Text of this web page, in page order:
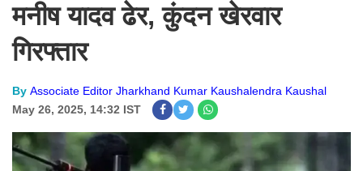
मनीष यादव ढेर, कुंदन खेरवार
गिरफ्तार
By Associate Editor Jharkhand Kumar Kaushalendra Kaushal
May 26, 2025, 14:32 IST